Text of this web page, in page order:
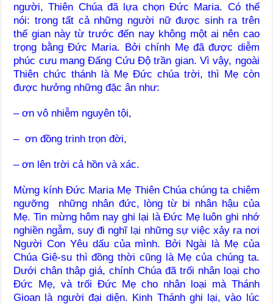
người, Thiên Chúa đã lựa chọn Đức Maria. Có thể
nói: trong tất cả những người nữ được sinh ra trên
thế gian này từ trước đến nay không một ai nên cao
trọng bằng Đức Maria. Bởi chính Mẹ đã được diễm
phúc cưu mang Đấng Cứu Độ trần gian. Vì vậy, ngoài
Thiên chức thánh là Mẹ Đức chúa trời, thì Mẹ còn
được hưởng những đặc ân như:
– ơn vô nhiễm nguyên tội,
– ơn đồng trinh trọn đời,
– ơn lên trời cả hồn và xác.
Mừng kính Đức Maria Mẹ Thiên Chúa chúng ta chiêm
ngưỡng những nhân đức, lòng từ bi nhân hậu của
Mẹ. Tin mừng hôm nay ghi lại là Đức Mẹ luôn ghi nhớ
nghiền ngẫm, suy đi nghĩ lại những sự việc xảy ra nơi
Người Con Yêu dấu của mình. Bởi Ngài là Mẹ của
Chúa Giê-su thì đồng thời cũng là Mẹ của chúng ta.
Dưới chân thâp giá, chính Chúa đã trối nhân loại cho
Đức Mẹ, và trối Đức Mẹ cho nhân loại mà Thánh
Gioan là người đại diện. Kinh Thánh ghi lại, vào lúc